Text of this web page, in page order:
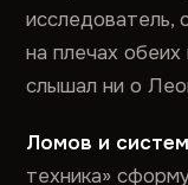
исследователь,
на плечах
слышал ни о
Ломов и
техника»